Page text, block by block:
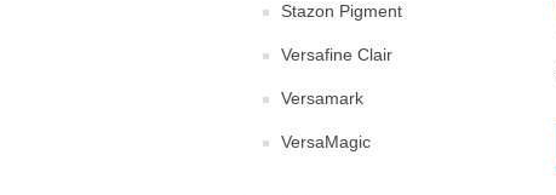
Stazon Pigment
Versafine Clair
Versamark
VersaMagic